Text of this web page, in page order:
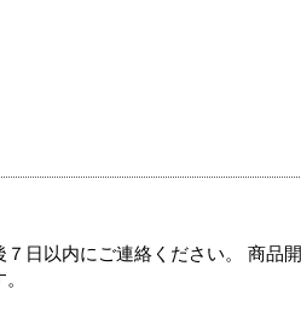
日以内にご連絡ください。 商品